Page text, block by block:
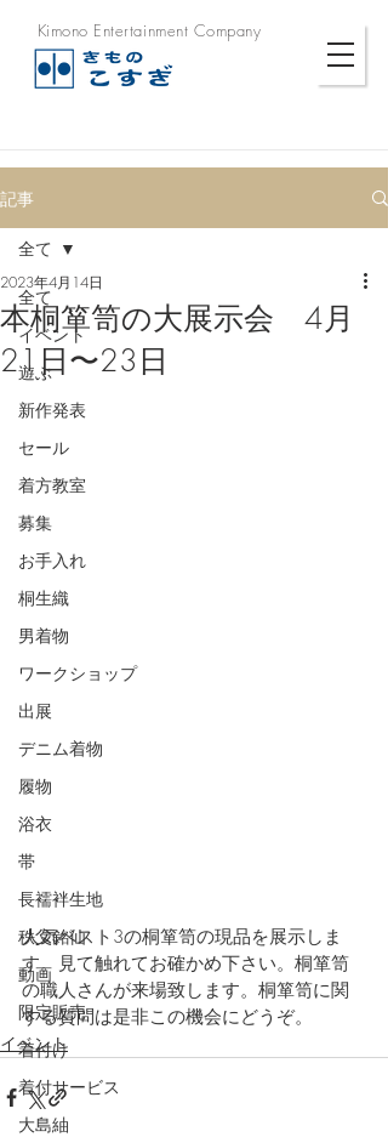
Kimono Entertainment Company
記事
全て
イベント
遊ぶ
新作発表
セール
着方教室
募集
お手入れ
桐生織
男着物
ワークショップ
出展
デニム着物
履物
浴衣
帯
長襦袢生地
秩父銘仙
動画
限定販売
着付け
着付サービス
大島紬
全て
本桐箪笥の大展示会 4月
21日〜23日
2023年4月14日
人気ベスト3の桐箪笥の現品を展示しま
す。見て触れてお確かめ下さい。桐箪笥
の職人さんが来場致します。桐箪笥に関
する質問は是非この機会にどうぞ。
イベント